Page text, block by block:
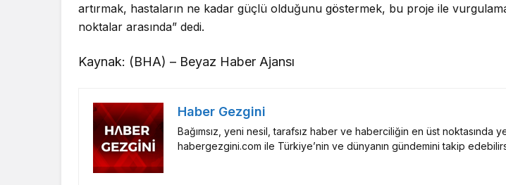
artırmak, hastaların ne kadar güçlü olduğunu göstermek, bu proje ile
noktalar arasında” dedi.
Kaynak: (BHA) – Beyaz Haber Ajansı
Haber Gezgini
Bağımsız, yeni nesil, tarafsız haber ve haberciliğin en üst noktasında
habergezgini.com ile Türkiye’nin ve dünyanın gündemini takip